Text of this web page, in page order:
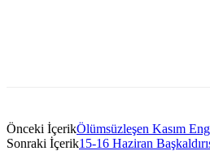
Önceki İçerikÖlümsüzleşen Kasım
Sonraki İçerik15-16 Haziran